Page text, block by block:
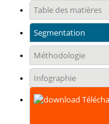
Table des matières
Segmentation
Méthodologie
Infographie